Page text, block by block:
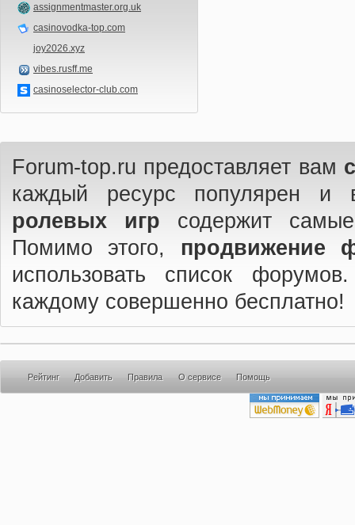
assignmentmaster.org.uk
casinovodka-top.com
joy2026.xyz
vibes.rusff.me
casinoselector-club.com
Forum-top.ru предоставляет вам
каждый ресурс популярен
ролевых игр содержит
Помимо этого, продвижение
использовать список
каждому совершенно бесплатно!
Рейтинг Добавить Правила О сервисе Помощь